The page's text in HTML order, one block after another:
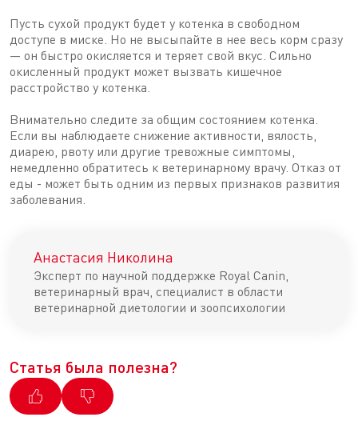
Пусть сухой продукт будет у котенка в свободном
доступе в миске. Но не высыпайте в нее весь корм сразу
— он быстро окисляется и теряет свой вкус. Сильно
окисленный продукт может вызвать кишечное
расстройство у котенка.
Внимательно следите за общим состоянием котенка.
Если вы наблюдаете снижение активности, вялость,
диарею, рвоту или другие тревожные симптомы,
немедленно обратитесь к ветеринарному врачу. Отказ от
еды - может быть одним из первых признаков развития
заболевания.
Анастасия Николина
Эксперт по научной поддержке Royal Canin,
ветеринарный врач, специалист в области
ветеринарной диетологии и зоопсихологии
Статья была полезна?